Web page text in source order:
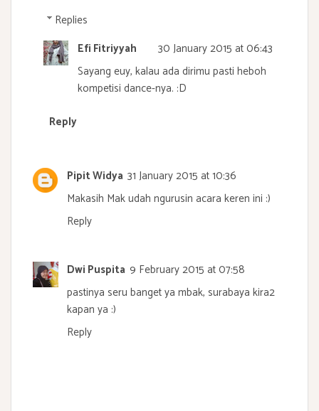
Replies
Efi Fitriyyah
30 January 2015 at 06:43
Sayang euy, kalau ada dirimu pasti heboh
kompetisi dance-nya. :D
Reply
Pipit Widya 31 January 2015 at 10:36
Makasih Mak udah ngurusin acara keren ini :)
Reply
Dwi Puspita 9 February 2015 at 07:58
pastinya seru banget ya mbak, surabaya kira2
kapan ya :)
Reply